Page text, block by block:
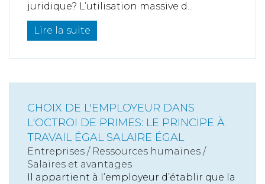
juridique? L’utilisation massive d...
Lire la suite
CHOIX DE L'EMPLOYEUR DANS
L'OCTROI DE PRIMES: LE PRINCIPE À
TRAVAIL ÉGAL SALAIRE ÉGAL
Entreprises / Ressources humaines /
Salaires et avantages
Il appartient à l’employeur d’établir que la